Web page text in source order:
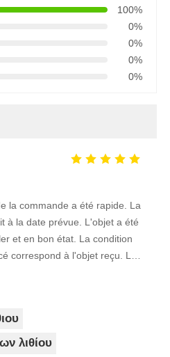
100%
0%
0%
0%
0%
la commande a été rapide. La
à la date prévue. L'objet a été
et en bon état. La condition
correspond à l'objet reçu. Le
λιθίου